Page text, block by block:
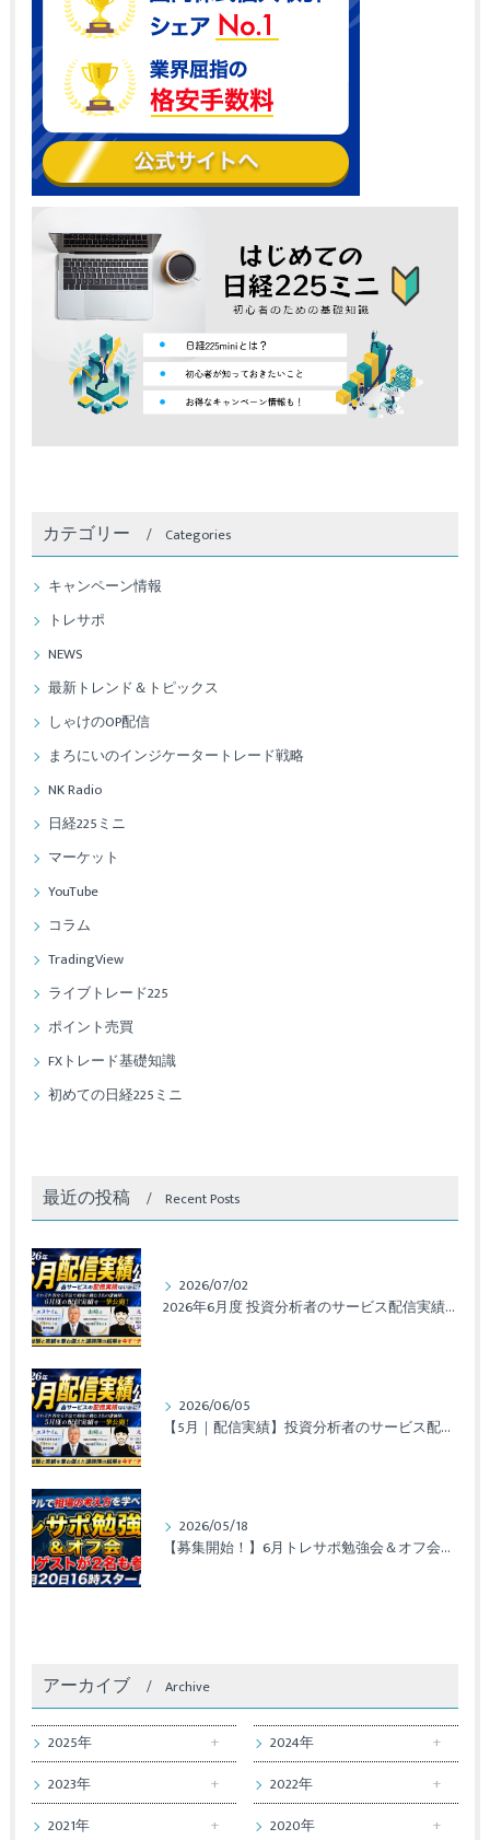
カテゴリー Categories
キャンペーン情報
トレサポ
NEWS
最新トレンド＆トピックス
しゃけのOP配信
まろにいのインジケータートレード戦略
NK Radio
日経225ミニ
マーケット
YouTube
コラム
TradingView
ライブトレード225
ポイント売買
FXトレード基礎知識
初めての日経225ミニ
最近の投稿 Recent Posts
2026/07/02
2026年6月度 投資分析者のサービス配信実績レポート
2026/06/05
【5月｜配信実績】投資分析者のサービス配信実績レポート公開！
2026/05/18
【募集開始！】6月トレサポ勉強会＆オフ会開催のお知らせ
アーカイブ Archive
2025年
2024年
2023年
2022年
2021年
2020年